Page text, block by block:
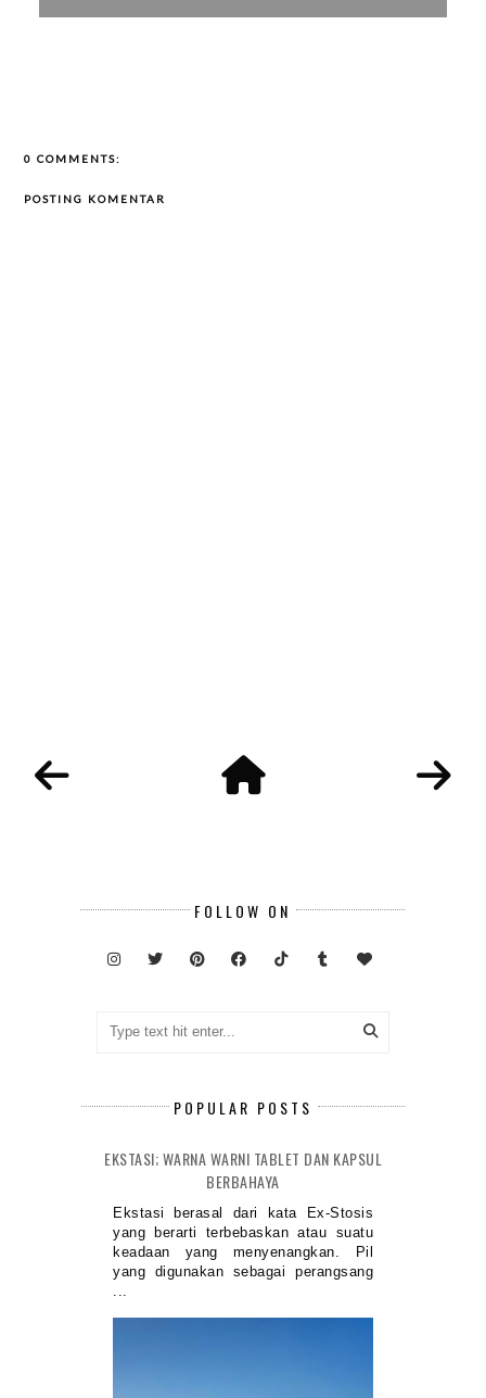
0 COMMENTS:
POSTING KOMENTAR
FOLLOW ON
POPULAR POSTS
EKSTASI; WARNA WARNI TABLET DAN KAPSUL
BERBAHAYA
Ekstasi berasal dari kata Ex-Stosis
yang berarti terbebaskan atau suatu
keadaan yang menyenangkan. Pil
yang digunakan sebagai perangsang